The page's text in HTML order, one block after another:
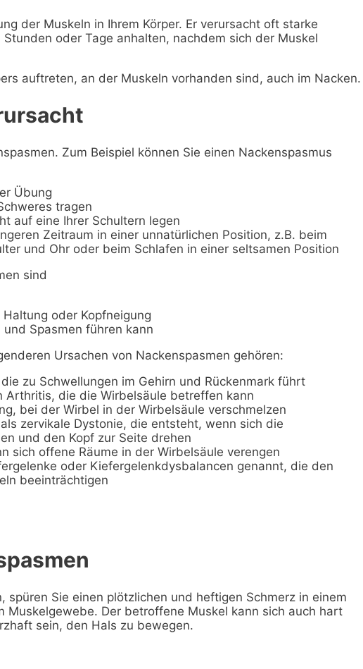
der Muskeln in Ihrem Körper. Er verursacht oft starke
oder Tage anhalten, nachdem sich der Muskel
auftreten, an der Muskeln vorhanden sind, auch im Nacken.
Zum Beispiel können Sie einen Nackenspasmus
Übung
tragen
auf eine Ihrer Schultern legen
Zeitraum in einer unnatürlichen Position, z.B. beim
und Ohr oder beim Schlafen in einer seltsamen Position
sind
oder Kopfneigung
Spasmen führen kann
Ursachen von Nackenspasmen gehören:
zu Schwellungen im Gehirn und Rückenmark führt
Arthritis, die die Wirbelsäule betreffen kann
bei der Wirbel in der Wirbelsäule verschmelzen
zervikale Dystonie, die entsteht, wenn sich die
und den Kopf zur Seite drehen
sich offene Räume in der Wirbelsäule verengen
oder Kiefergelenkdysbalancen genannt, die den
beeinträchtigen
spüren Sie einen plötzlichen und heftigen Schmerz in einem
Muskelgewebe. Der betroffene Muskel kann sich auch hart
sein, den Hals zu bewegen.